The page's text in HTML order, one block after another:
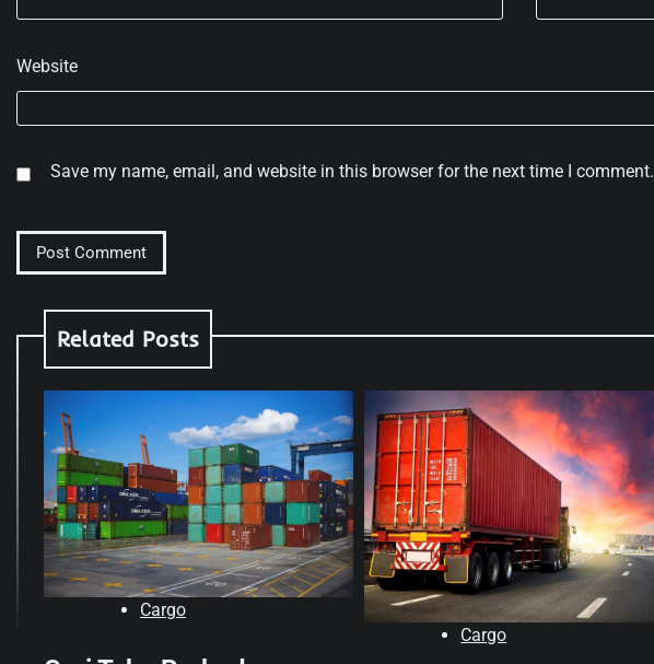
Website
Save my name, email, and website in this browser for the next time I comment.
Related Posts
Cargo
Cargo